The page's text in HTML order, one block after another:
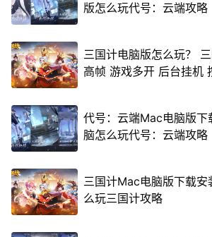
版怎么玩代号：云端攻略
三国计电脑版怎么玩？
高帧 游戏多开 后台挂机
代号：云端Mac电脑版
脑怎么玩代号：云端攻略
三国计Mac电脑版下载
么玩三国计攻略